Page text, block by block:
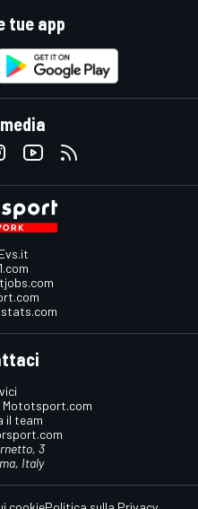
tue app
Mototsport.com
il team
3
Italy